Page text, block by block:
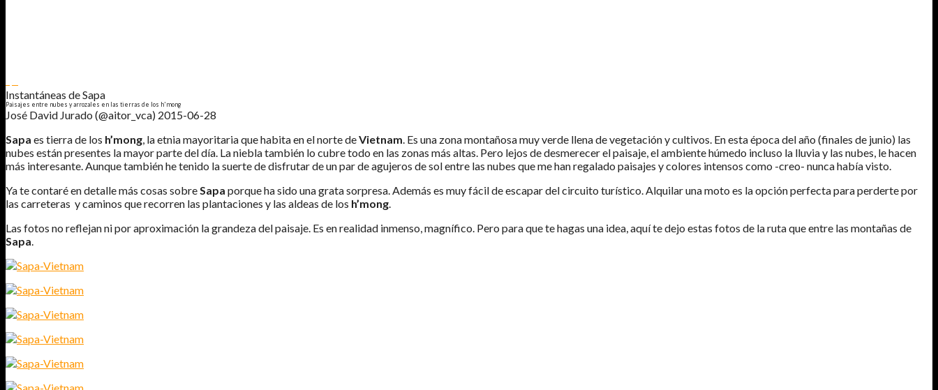
Instantáneas de Sapa
Paisajes entre nubes y arrozales en las tierras de los h'mong
José David Jurado (@aitor_vca) 2015-06-28
Sapa es tierra de los h’mong, la etnia mayoritaria que habita en el norte deVietnam. Es una zona montañosa muy verde llena de vegetación y cultivos. En esta época del año (finales de junio) las
nubes están presentes la mayor parte del día. La niebla también lo cubre todo en las zonas más altas. Pero lejos de desmerecer el paisaje, el ambiente húmedo incluso la lluvia y las nubes, le hacen
más interesante. Aunque también he tenido la suerte de disfrutar de un par de agujeros de sol entre las nubes que me han regalado paisajes y colores intensos como -creo- nunca había visto.
Ya te contaré en detalle más cosas sobreSapa porque ha sido una grata sorpresa. Además es muy fácil de escapar del circuito turístico. Alquilar una moto es la opción perfecta para perderte por
las carreteras y caminos que recorren las plantaciones y las aldeas de los h’mong.
Las fotos no reflejan ni por aproximación la grandeza del paisaje. Es en realidad inmenso, magnífico. Pero para que te hagas una idea, aquí te dejo estas fotos de la ruta que entre las montañas de
Sapa.